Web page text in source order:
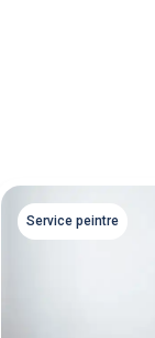
Service peintre